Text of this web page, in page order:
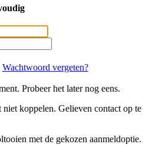
Wachtwoord vergeten?
Probeer het later nog eens.
niet koppelen. Gelieven contact op te
met de gekozen aanmeldoptie.